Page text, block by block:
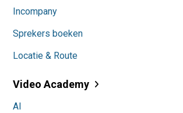
Incompany
Sprekers boeken
Locatie & Route
Video Academy
AI